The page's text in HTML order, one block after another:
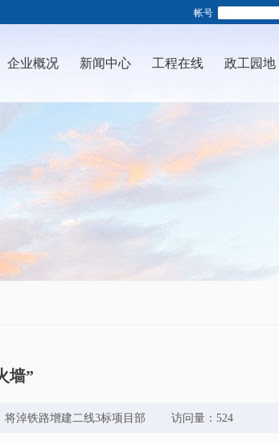
帐号
企业概况 新闻中心 工程在线 政工园地
墙”
淖铁路增建二线3标项目部 访问量：524